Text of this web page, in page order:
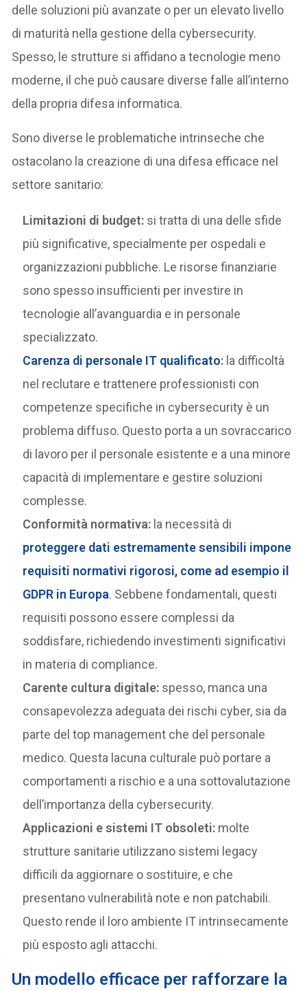
delle soluzioni più avanzate o per un elevato livello
di maturità nella gestione della cybersecurity.
Spesso, le strutture si affidano a tecnologie meno
moderne, il che può causare diverse falle all’interno
della propria difesa informatica.
Sono diverse le problematiche intrinseche che
ostacolano la creazione di una difesa efficace nel
settore sanitario:
Limitazioni di budget: si tratta di una delle sfide
più significative, specialmente per ospedali e
organizzazioni pubbliche. Le risorse finanziarie
sono spesso insufficienti per investire in
tecnologie all’avanguardia e in personale
specializzato.
Carenza di personale IT qualificato: la difficoltà
nel reclutare e trattenere professionisti con
competenze specifiche in cybersecurity è un
problema diffuso. Questo porta a un sovraccarico
di lavoro per il personale esistente e a una minore
capacità di implementare e gestire soluzioni
complesse.
Conformità normativa: la necessità di
proteggere dati estremamente sensibili impone
requisiti normativi rigorosi, come ad esempio il
GDPR in Europa. Sebbene fondamentali, questi
requisiti possono essere complessi da
soddisfare, richiedendo investimenti significativi
in materia di compliance.
Carente cultura digitale: spesso, manca una
consapevolezza adeguata dei rischi cyber, sia da
parte del top management che del personale
medico. Questa lacuna culturale può portare a
comportamenti a rischio e a una sottovalutazione
dell’importanza della cybersecurity.
Applicazioni e sistemi IT obsoleti: molte
strutture sanitarie utilizzano sistemi legacy
difficili da aggiornare o sostituire, e che
presentano vulnerabilità note e non patchabili.
Questo rende il loro ambiente IT intrinsecamente
più esposto agli attacchi.
Un modello efficace per rafforzare la